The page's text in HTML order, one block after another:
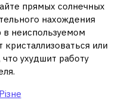
прямых солнечных
нахождения
неиспользуемом
или
ухудшит работу
Різне